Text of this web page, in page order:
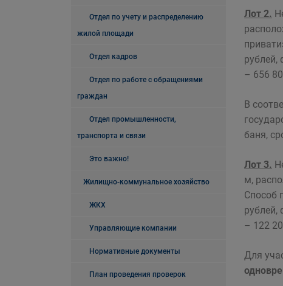
Отдел по учету и распределению
жилой площади
Отдел кадров
Отдел по работе с обращениями
граждан
Отдел промышленности,
транспорта и связи
Это важно!
Жилищно-коммунальное хозяйство
ЖКХ
Управляющие компании
Нормативные документы
План проведения проверок
Лот 2.
рублей,
– 656
В
баня,
Лот 3.
м,
Способ
рублей,
– 122
Для